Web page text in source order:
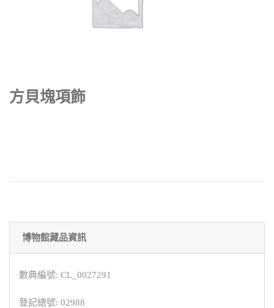
方貝塊項飾
博物館藏品資訊
數典編號: CL_0027291
登記總號: 02988